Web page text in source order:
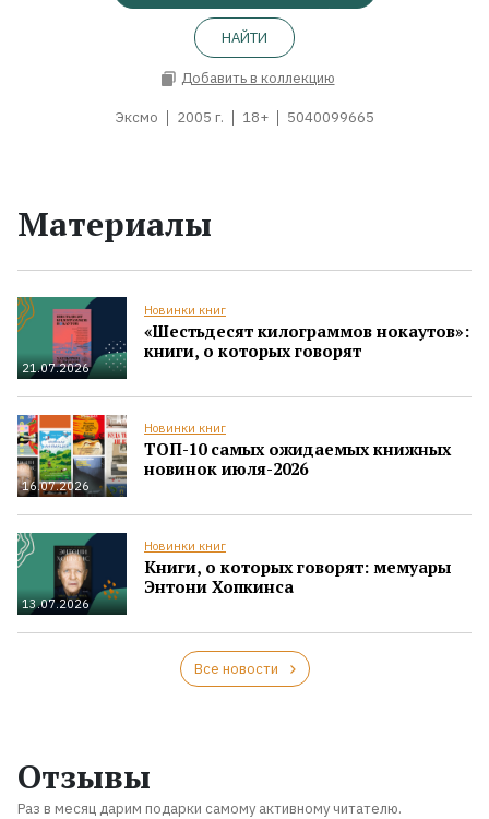
НАЙТИ
Добавить в коллекцию
Эксмо 2005 г. 18+ 5040099665
Материалы
21.07.2026
Новинки книг
«Шестьдесят килограммов нокаутов»:
книги, о которых говорят
16.07.2026
Новинки книг
ТОП-10 самых ожидаемых книжных
новинок июля-2026
13.07.2026
Новинки книг
Книги, о которых говорят: мемуары
Энтони Хопкинса
Все новости
Отзывы
Раз в месяц дарим подарки самому активному читателю.